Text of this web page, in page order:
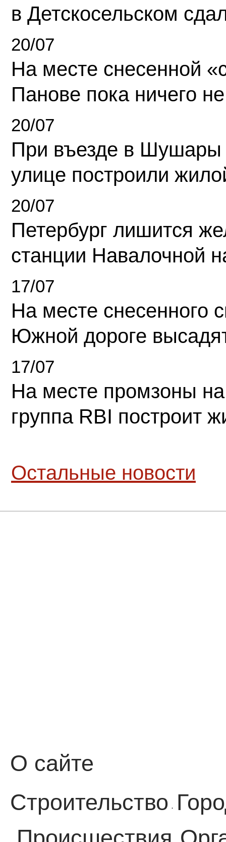
в Детскосельском
20/07
На месте снесенной
Панове пока ничего
20/07
При въезде в Шушары
улице построили
20/07
Петербург лишится
станции Навалочной
17/07
На месте снесенного
Южной дороге
17/07
На месте промзоны
группа RBI построит
Остальные новости
О сайте
Строительство ·